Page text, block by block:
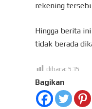
rekening
Hingga berita
tidak berada
dibaca: 535
Bagikan